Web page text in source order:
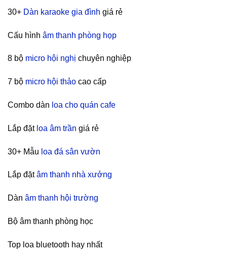
30+ Dàn karaoke gia đình giá rẻ
Cấu hình âm thanh phòng họp
8 bộ micro hội nghị chuyên nghiệp
7 bộ micro hội thảo cao cấp
Combo dàn loa cho quán cafe
Lắp đặt loa âm trần giá rẻ
30+ Mẫu loa đá sân vườn
Lắp đặtâm thanh nhà xưởng
Dàn âm thanh hội trường
Bộ âm thanh phòng học
Top loa bluetooth hay nhất